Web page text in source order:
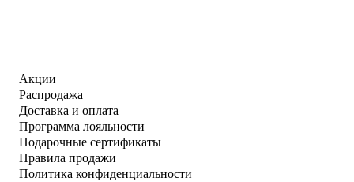
Акции
Распродажа
Доставка и оплата
Программа лояльности
Подарочные сертификаты
Правила продажи
Политика конфиденциальности